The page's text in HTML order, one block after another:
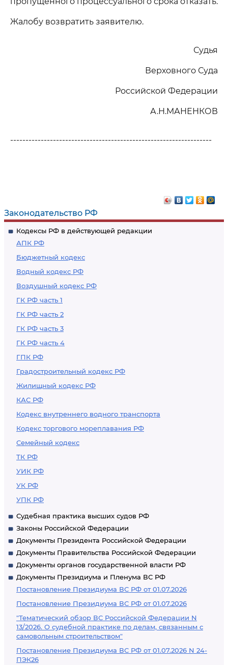
Законодательство РФ
Кодексы РФ в действующей редакции
АПК РФ
Бюджетный кодекс
Водный кодекс РФ
Воздушный кодекс РФ
ГК РФ часть 1
ГК РФ часть 2
ГК РФ часть 3
ГК РФ часть 4
ГПК РФ
Градостроительный кодекс РФ
Жилищный кодекс РФ
КАС РФ
Кодекс внутреннего водного транспорта
Кодекс торгового мореплавания РФ
Семейный кодекс
ТК РФ
УИК РФ
УК РФ
УПК РФ
Судебная практика высших судов РФ
Законы Российской Федерации
Документы Президента Российской Федерации
Документы Правительства Российской Федерации
Документы органов государственной власти РФ
Документы Президиума и Пленума ВС РФ
Постановление Президиума ВС РФ от 01.07.2026
Постановление Президиума ВС РФ от 01.07.2026
"Тематический обзор ВС Российской Федерации N
13/2026. О судебной практике по делам, связанным с
самовольным строительством"
Постановление Президиума ВС РФ от 01.07.2026 N 24-
ПЭК26
Жалобу возвратить заявителю.
Судья
Верховного Суда
Российской Федерации
А.Н.МАНЕНКОВ
------------------------------------------------------------------